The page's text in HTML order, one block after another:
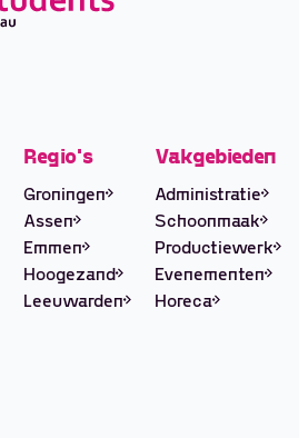
Regio's
Groningen
Assen
Emmen
Hoogezand
Leeuwarden
Vakgebieden
Administratie
Schoonmaak
Productiewerk
Evenementen
Horeca